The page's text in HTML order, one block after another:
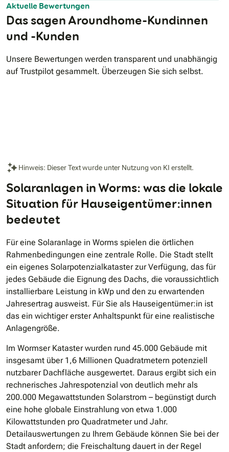
Aktuelle Bewertungen
Das sagen Aroundhome-Kundinnen
und -Kunden
Unsere Bewertungen werden transparent und unabhängig
auf Trustpilot gesammelt. Überzeugen Sie sich selbst.
Hinweis: Dieser Text wurde unter Nutzung von KI erstellt.
Solaranlagen in Worms: was die lokale
Situation für Hauseigentümer:innen
bedeutet
Für eine Solaranlage in Worms spielen die örtlichen
Rahmenbedingungen eine zentrale Rolle. Die Stadt stellt
ein eigenes Solarpotenzialkataster zur Verfügung, das für
jedes Gebäude die Eignung des Dachs, die voraussichtlich
installierbare Leistung in kWp und den zu erwartenden
Jahresertrag ausweist. Für Sie als Hauseigentümer:in ist
das ein wichtiger erster Anhaltspunkt für eine realistische
Anlagengröße.
Im Wormser Kataster wurden rund 45.000 Gebäude mit
insgesamt über 1,6 Millionen Quadratmetern potenziell
nutzbarer Dachfläche ausgewertet. Daraus ergibt sich ein
rechnerisches Jahrespotenzial von deutlich mehr als
200.000 Megawattstunden Solarstrom – begünstigt durch
eine hohe globale Einstrahlung von etwa 1.000
Kilowattstunden pro Quadratmeter und Jahr.
Detailauswertungen zu Ihrem Gebäude können Sie bei der
Stadt anfordern; die Freischaltung dauert in der Regel